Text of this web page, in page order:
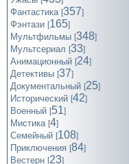
Фантастика [357]
Фэнтази [165]
Мультфильмы [348]
Мультсериал [33]
Анимационный [24]
Детективы [37]
Документальный [25]
Исторический [42]
Военный [51]
Мистика [4]
Семейный [108]
Приключения [84]
Вестерн [23]